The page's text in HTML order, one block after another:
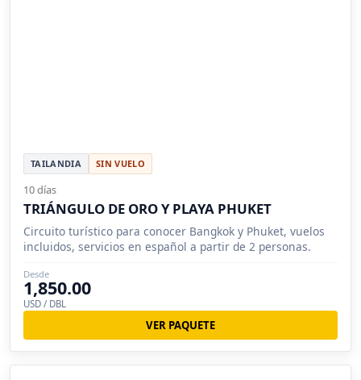
TAILANDIA SIN VUELO
10 días
TRIÁNGULO DE ORO Y PLAYA PHUKET
Circuito turístico para conocer Bangkok y Phuket, vuelos
incluidos, servicios en español a partir de 2 personas.
Desde
1,850.00
USD / DBL
VER PAQUETE